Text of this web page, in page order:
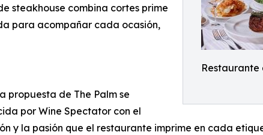
Restaurante
steakhouse combina cortes prime
para acompañar cada ocasión,
propuesta de The Palm se
por Wine Spectator con el
y la pasión que el restaurante imprime en cada